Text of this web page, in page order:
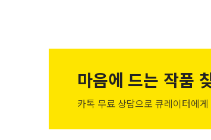
마음에 드는 작품
카톡 무료 상담으로 큐레이터에게